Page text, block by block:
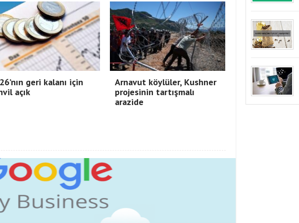
geri kalanı için
açık
Arnavut köylüler, Kushner
projesinin tartışmalı
arazide